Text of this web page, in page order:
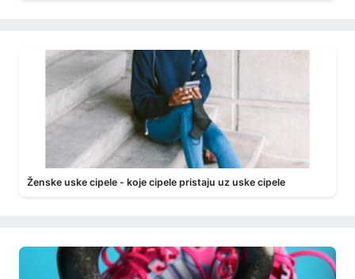
Ženske uske cipele - koje cipele pristaju uz uske cipele